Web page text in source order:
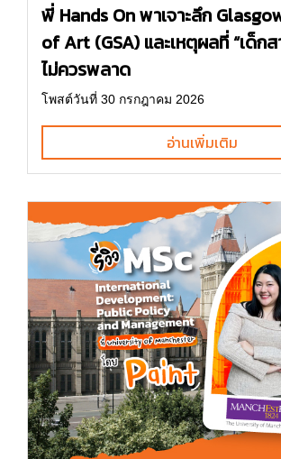
พี่ Hands On พาเจาะลึก
of Art (GSA) และเหตุผลที่ “เด็ก
ไม่ควรพลาด
โพสต์วันที่ 30 กรกฎาคม 2026
อ่านเพิ่มเติม